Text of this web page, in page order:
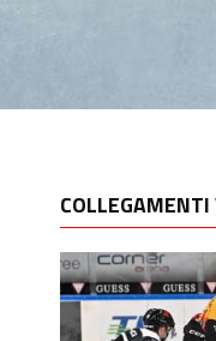
COLLEGAMENTI